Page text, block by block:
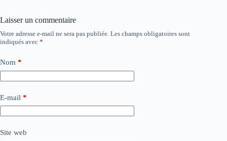
Laisser un commentaire
Votre adresse e-mail ne sera pas publiée. Les champs obligatoires sont
indiqués avec *
Nom *
E-mail *
Site web